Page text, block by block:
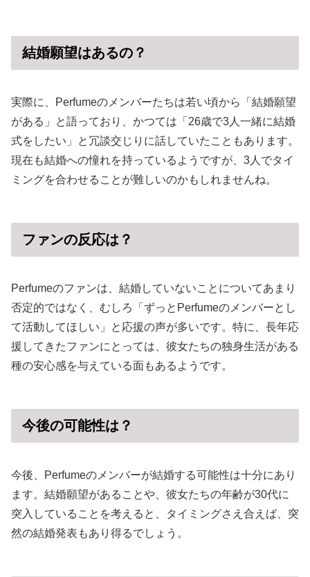
結婚願望はあるの？
実際に、Perfumeのメンバーたちは若い頃から「結婚願望
がある」と語っており、かつては「26歳で3人一緒に結婚
式をしたい」と冗談交じりに話していたこともあります。
現在も結婚への憧れを持っているようですが、3人でタイ
ミングを合わせることが難しいのかもしれませんね。
ファンの反応は？
Perfumeのファンは、結婚していないことについてあまり
否定的ではなく、むしろ「ずっとPerfumeのメンバーとし
て活動してほしい」と応援の声が多いです。特に、長年応
援してきたファンにとっては、彼女たちの独身生活がある
種の安心感を与えている面もあるようです。
今後の可能性は？
今後、Perfumeのメンバーが結婚する可能性は十分にあり
ます。結婚願望があることや、彼女たちの年齢が30代に
突入していることを考えると、タイミングさえ合えば、突
然の結婚発表もあり得るでしょう。